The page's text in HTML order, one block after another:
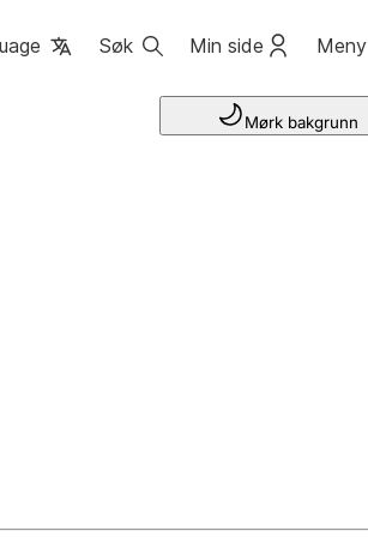
Søk Min side Meny
Mørk bakgrunn